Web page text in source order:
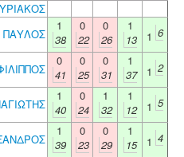
1
38
0
22
0
26
1
13
1 6
0
41
0
25
0
31
1
37
1 2
1
40
0
24
1
32
1
12
1 5
1
39
0
23
0
29
1
15
1 4